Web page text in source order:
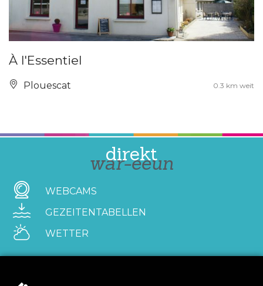
À l'Essentiel
Plouescat 0.3 km weit
direkt
war-eeun
WEBCAMS
GEZEITENTABELLEN
WETTER